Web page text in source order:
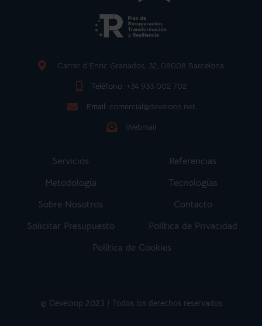
Carrer d'Enric Granados, 32, 08008 Barcelona
Teléfono: +34 933 002 702
Email: comercial@develoop.net
Webmail
Servicios
Referencias
Metodología
Tecnologías
Sobre Nosotros
Contacto
Solicitar Presupuesto
Política de Privacidad
Política de Cookies
© Develoop 2023 / Todos los derechos reservados